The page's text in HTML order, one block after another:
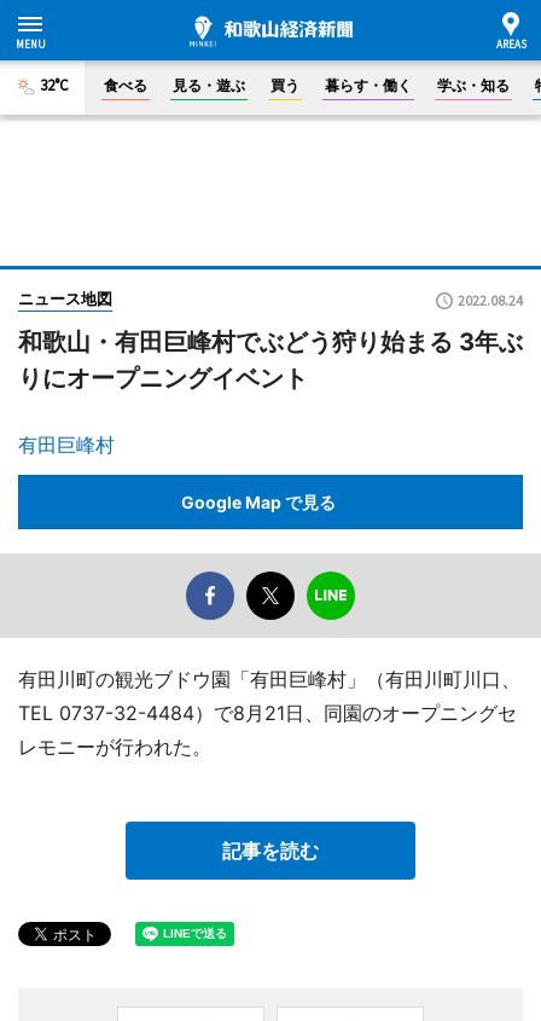
32°C 食べる 見る・遊ぶ 買う 暮らす・働く 学ぶ・知る
ニュース地図 2022.08.24
和歌山・有田巨峰村でぶどう狩り始まる 3年ぶ
りにオープニングイベント
有田巨峰村
Google Map で見る
有田川町の観光ブドウ園「有田巨峰村」（有田川町川口、
TEL 0737-32-4484）で8月21日、同園のオープニングセ
レモニーが行われた。
記事を読む